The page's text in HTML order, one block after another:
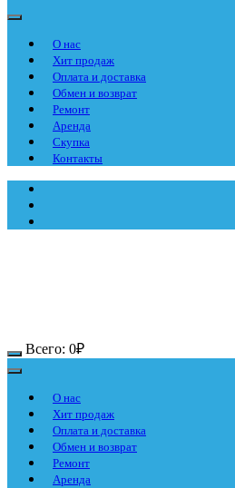
О нас
Хит продаж
Оплата и доставка
Обмен и возврат
Ремонт
Аренда
Скупка
Контакты
Всего: 0₽
О нас
Хит продаж
Оплата и доставка
Обмен и возврат
Ремонт
Аренда